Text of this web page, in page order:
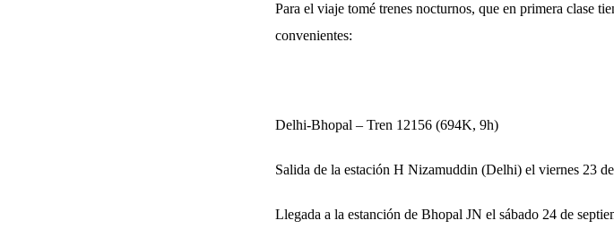
Para el viaje tomé trenes nocturnos, que en primera clase
convenientes:
Delhi-Bhopal – Tren 12156 (694K, 9h)
Salida de la estación H Nizamuddin (Delhi) el viernes 23
Llegada a la estanción de Bhopal JN el sábado 24 de